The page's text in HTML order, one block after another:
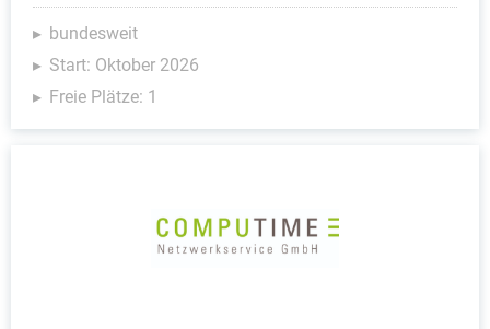
bundesweit
Start: Oktober 2026
Freie Plätze: 1